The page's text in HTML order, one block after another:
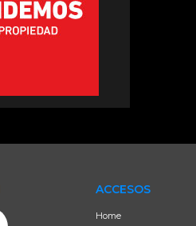
ACCESOS
Home